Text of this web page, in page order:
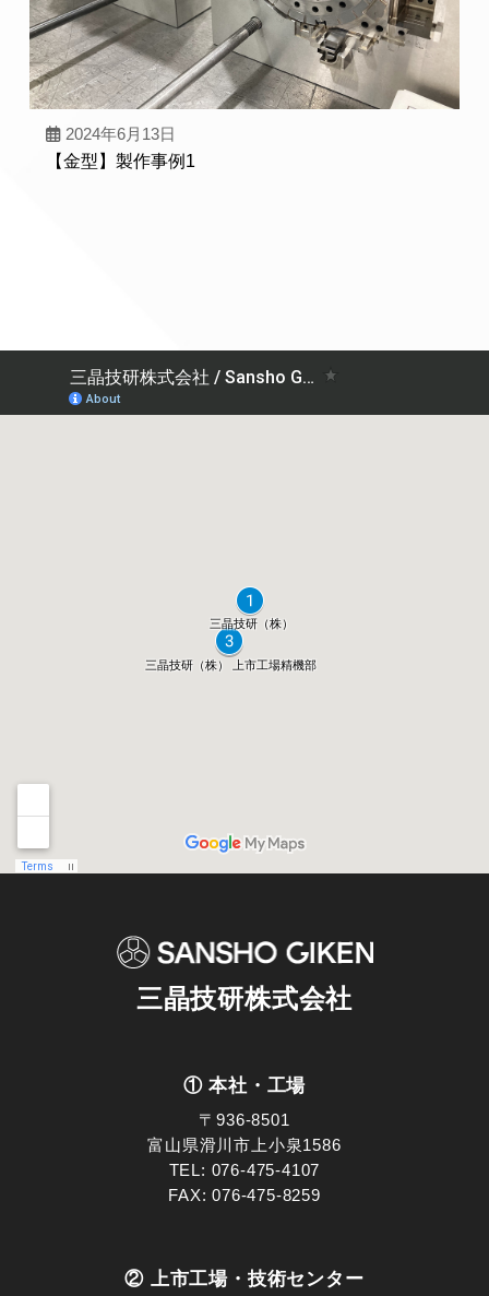
2024年6月13日
【金型】製作事例1
三晶技研株式会社
① 本社・工場
〒936-8501
富山県滑川市上小泉1586
TEL: 076-475-4107
FAX: 076-475-8259
② 上市工場・技術センター